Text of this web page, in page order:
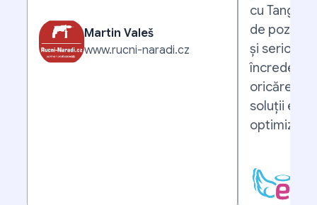
Martin Valeš
www.rucni-naradi.cz
cu
de
și
oricărei
soluții